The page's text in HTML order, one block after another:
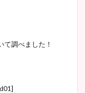
て調べました！